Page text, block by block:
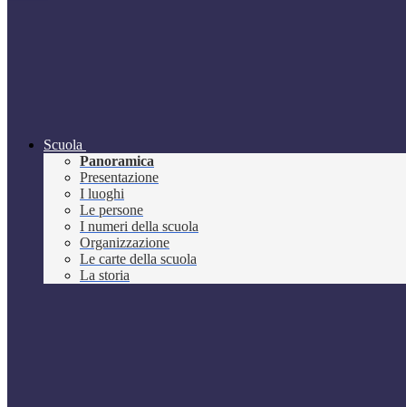
Scuola
Panoramica
Presentazione
I luoghi
Le persone
I numeri della scuola
Organizzazione
Le carte della scuola
La storia